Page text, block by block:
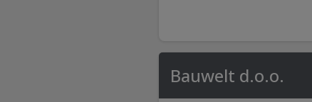
Bauwelt d.o.o.